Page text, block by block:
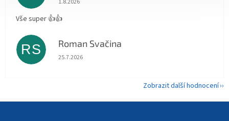
Vše super 👍👍
RS Roman Svačina
Hodnocení obchodu je 5 z 5 hvězdiček.
25.7.2026
Zobrazit další hodnocení